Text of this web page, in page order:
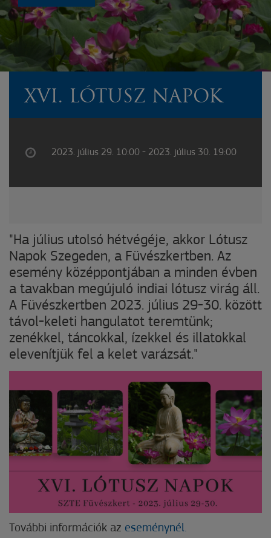
XVI. LÓTUSZ NAPOK
2023. július 29. 10:00 - 2023. július 30. 19:00
"Ha július utolsó hétvégéje, akkor Lótusz
Napok Szegeden, a Füvészkertben. Az
esemény középpontjában a minden évben
a tavakban megújuló indiai lótusz virág áll.
A Füvészkertben 2023. július 29-30. között
távol-keleti hangulatot teremtünk;
zenékkel, táncokkal, ízekkel és illatokkal
elevenítjük fel a kelet varázsát."
További információk az eseménynél.